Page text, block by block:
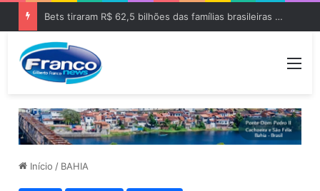
Moema Gramacho declara R$ 0 em bens após patrimônio de R$ 486 mil
Início / BAHIA